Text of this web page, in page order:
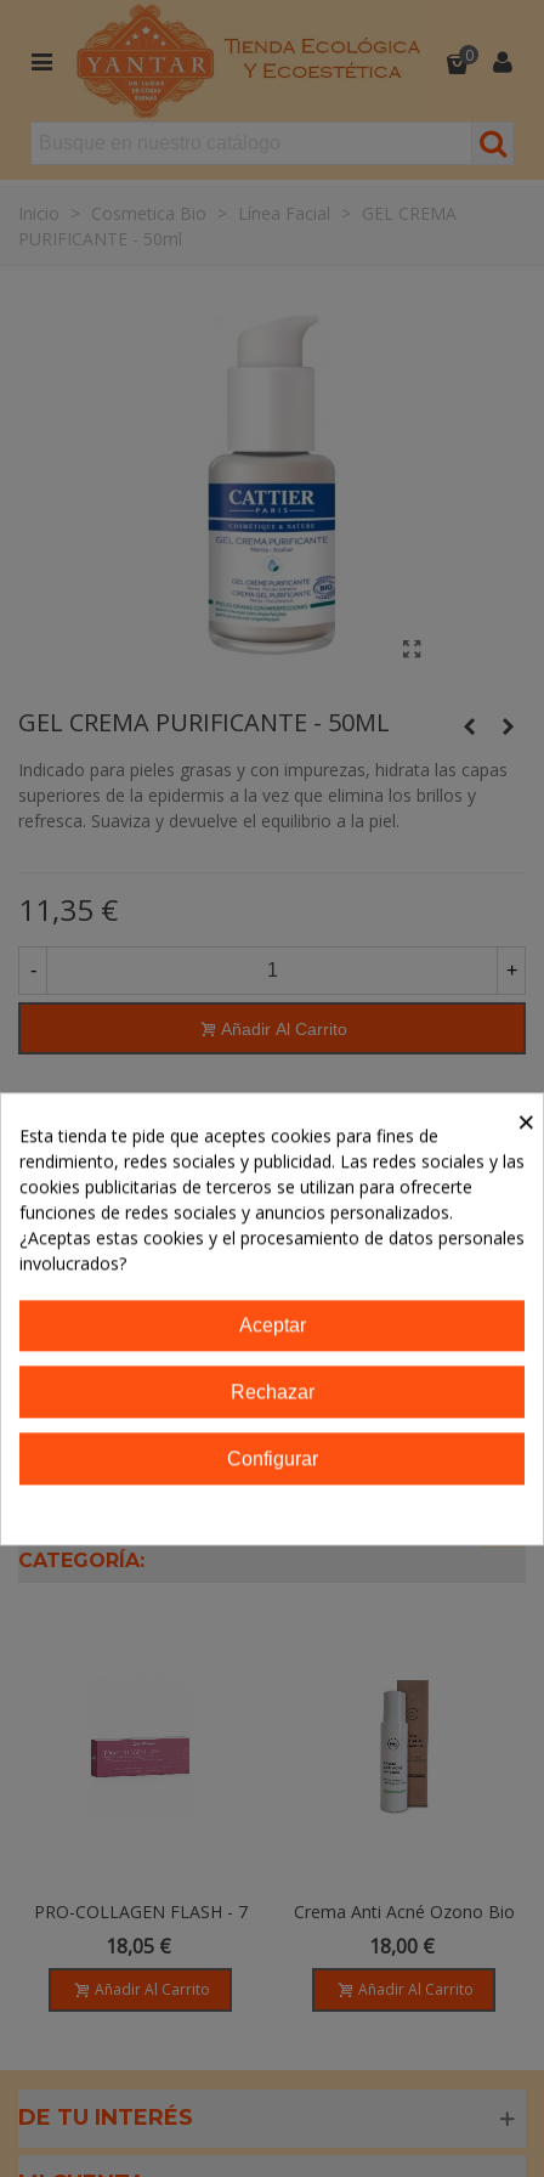
0
Inicio > Cosmetica Bio > Línea Facial > GEL CREMA
PURIFICANTE - 50ml
GEL CREMA PURIFICANTE - 50ML
Indicado para pieles grasas y con impurezas, hidrata las capas
superiores de la epidermis a la vez que elimina los brillos y
refresca. Suaviza y devuelve el equilibrio a la piel.
11,35 €
- +
Añadir Al Carrito
Marca: Cattier
TE GUSTARÁN
No hay artículos
CATEGORÍA:
PRO-COLLAGEN FLASH - 7
Ampollas
18,05 €
Añadir Al Carrito
Crema Anti Acné Ozono Bio
- 50ml
18,00 €
Añadir Al Carrito
DE TU INTERÉS
×
Esta tienda te pide que aceptes cookies para fines de
rendimiento, redes sociales y publicidad. Las redes sociales y las
cookies publicitarias de terceros se utilizan para ofrecerte
funciones de redes sociales y anuncios personalizados.
¿Aceptas estas cookies y el procesamiento de datos personales
involucrados?
Aceptar
Rechazar
Configurar